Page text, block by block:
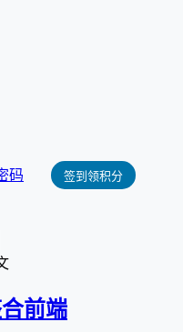
码 签到领积分
前端